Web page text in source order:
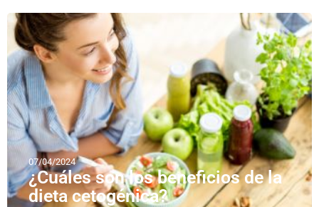
07/04/2024
¿Cuáles son los beneficios de la
dieta cetogénica?